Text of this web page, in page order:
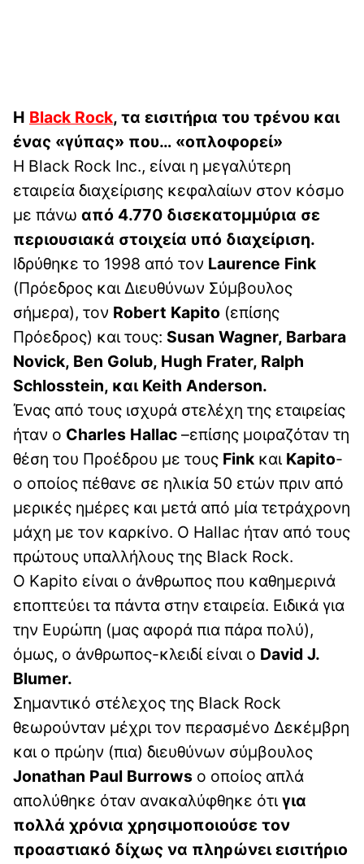
H Black Rock, τα εισιτήρια του τρένου και
ένας «γύπας» που… «οπλοφορεί»
Η Black Rock Inc., είναι η μεγαλύτερη
εταιρεία διαχείρισης κεφαλαίων στον κόσμο
με πάνω από 4.770 δισεκατομμύρια σε
περιουσιακά στοιχεία υπό διαχείριση.
Ιδρύθηκε το 1998 από τον Laurence Fink
(Πρόεδρος και Διευθύνων Σύμβουλος
σήμερα), τον Robert Kapito (επίσης
Πρόεδρος) και τους: Susan Wagner, Barbara
Novick, Ben Golub, Hugh Frater, Ralph
Schlosstein, και Keith Anderson.
Ένας από τους ισχυρά στελέχη της εταιρείας
ήταν ο Charles Hallac –επίσης μοιραζόταν τη
θέση του Προέδρου με τους Fink και Kapito-
ο οποίος πέθανε σε ηλικία 50 ετών πριν από
μερικές ημέρες και μετά από μία τετράχρονη
μάχη με τον καρκίνο. Ο Hallac ήταν από τους
πρώτους υπαλλήλους της Black Rock.
Ο Kapito είναι ο άνθρωπος που καθημερινά
εποπτεύει τα πάντα στην εταιρεία. Ειδικά για
την Ευρώπη (μας αφορά πια πάρα πολύ),
όμως, ο άνθρωπος-κλειδί είναι ο David J.
Blumer.
Σημαντικό στέλεχος της Black Rock
θεωρούνταν μέχρι τον περασμένο Δεκέμβρη
και ο πρώην (πια) διευθύνων σύμβουλος
Jonathan Paul Burrows ο οποίος απλά
απολύθηκε όταν ανακαλύφθηκε ότι για
πολλά χρόνια χρησιμοποιούσε τον
προαστιακό δίχως να πληρώνει εισιτήριο